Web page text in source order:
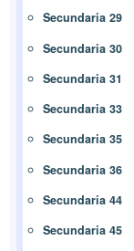
Secundaria 29
Secundaria 30
Secundaria 31
Secundaria 33
Secundaria 35
Secundaria 36
Secundaria 44
Secundaria 45